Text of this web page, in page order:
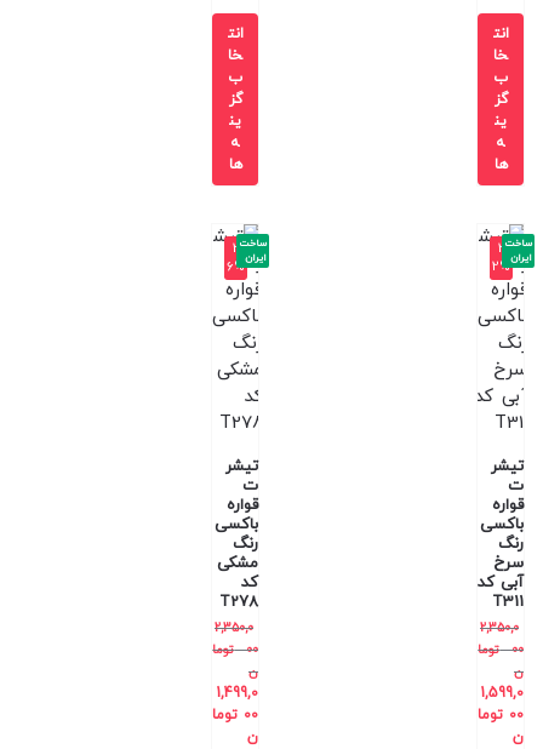
انت
خا
ب
گز
ین
ه
ها
انت
خا
ب
گز
ین
ه
ها
-3
2%
تیشر
ت
قواره
باکسی
رنگ
سرخ
آبی کد
T311
2,350,0
00
توما
ن
1,599,0
00 توما
ن
ساخت
ایران
-3
6%
تیشر
ت
قواره
باکسی
رنگ
مشکی
کد
T278
2,350,0
00
توما
ن
1,499,0
00 توما
ن
ساخت
ایران